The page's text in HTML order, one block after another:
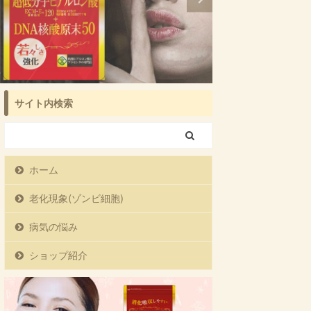
サイト内検索
ホーム
老化現象(ゾンビ細胞)
病気の悩み
ショップ紹介